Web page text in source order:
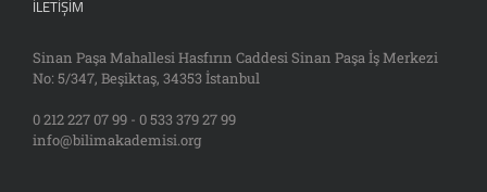
İLETIŞIM
Sinan Paşa Mahallesi Hasfırın Caddesi Sinan Paşa İş Merkezi
No: 5/347, Beşiktaş, 34353 İstanbul
0 212 227 07 99 - 0 533 379 27 99
info@bilimakademisi.org